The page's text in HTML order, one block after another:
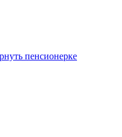
пенсионерке